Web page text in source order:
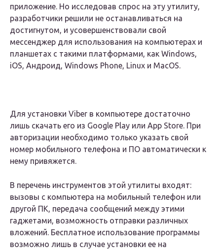
приложение. Но исследовав спрос на эту утилиту,
разработчики решили не останавливаться на
достигнутом, и усовершенствовали свой
мессенджер для использования на компьютерах и
планшетах с такими платформами, как Windows,
iOS, Андроид, Windows Phone, Linux и MacOS.
Для установки Viber в компьютере достаточно
лишь скачать его из Google Play или App Store. При
авторизации необходимо только указать свой
номер мобильного телефона и ПО автоматически к
нему привяжется.
В перечень инструментов этой утилиты входят:
вызовы с компьютера на мобильный телефон или
другой ПК, передача сообщений между этими
гаджетами, возможность отправки различных
вложений. Бесплатное использование программы
возможно лишь в случае установки ее на